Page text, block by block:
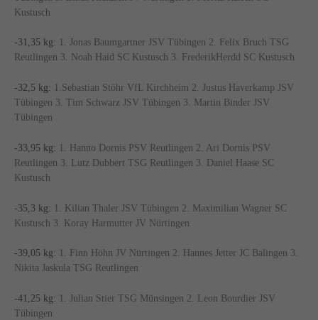
Kustusch
-31,35 kg: 1. Jonas Baumgartner JSV Tübingen 2. Felix Bruch TSG
Reutlingen 3. Noah Haid SC Kustusch 3. FrederikHerdd SC Kustusch
-32,5 kg: 1.Sebastian Stöhr VfL Kirchheim 2. Justus Haverkamp JSV
Tübingen 3. Tim Schwarz JSV Tübingen 3. Martin Binder JSV
Tübingen
-33,95 kg: 1. Hanno Dornis PSV Reutlingen 2. Ari Dornis PSV
Reutlingen 3. Lutz Dubbert TSG Reutlingen 3. Daniel Haase SC
Kustusch
-35,3 kg: 1. Kilian Thaler JSV Tübingen 2. Maximilian Wagner SC
Kustusch 3. Koray Harmutter JV Nürtingen
-39,05 kg: 1. Finn Höhn JV Nürtingen 2. Hannes Jetter JC Balingen 3.
Nikita Jaskula TSG Reutlingen
-41,25 kg: 1. Julian Stier TSG Münsingen 2. Leon Bourdier JSV
Tübingen